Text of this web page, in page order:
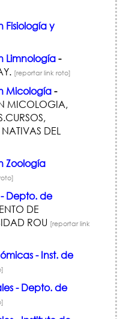
Fisiología y
Limnología-
[reportar link roto]
Micología-
MICOLOGIA,
DEL
Zoología
Depto. de
DE
ROU [reportar link
- Inst. de
- Depto. de